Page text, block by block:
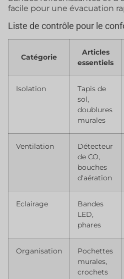
facile pour une évacuation
Liste de contrôle pour le
Catégorie
Articles
essentiels
Isolation
Tapis de
sol,
doublures
murales
Ventilation
Détecteur
de CO,
bouches
d'aération
Eclairage
Bandes
LED,
phares
Organisation
Pochettes
murales,
crochets